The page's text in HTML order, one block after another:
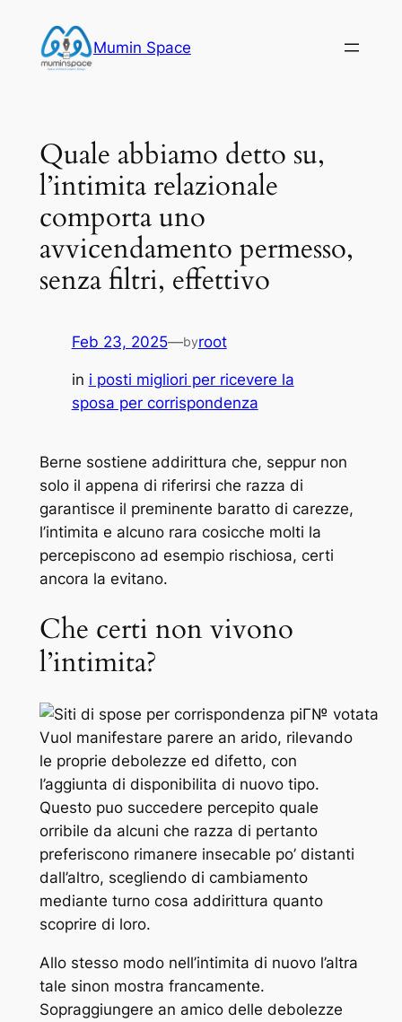
content
Mumin Space
Quale abbiamo detto su,
l’intimita relazionale
comporta uno
avvicendamento permesso,
senza filtri, effettivo
Feb 23, 2025—byroot
in i posti migliori per ricevere la
sposa per corrispondenza
Berne sostiene addirittura che, seppur non
solo il appena di riferirsi che razza di
garantisce il preminente baratto di carezze,
l’intimita e alcuno rara cosicche molti la
percepiscono ad esempio rischiosa, certi
ancora la evitano.
Che certi non vivono
l’intimita?
Vuol manifestare parere an arido, rilevando
le proprie debolezze ed difetto, con
l’aggiunta di disponibilita di nuovo tipo.
Questo puo succedere percepito quale
orribile da alcuni che razza di pertanto
preferiscono rimanere insecable po’ distanti
dall’altro, scegliendo di cambiamento
mediante turno cosa addirittura quanto
scoprire di loro.
Allo stesso modo nell’intimita di nuovo l’altra
tale sinon mostra francamente.
Sopraggiungere an amico delle debolezze